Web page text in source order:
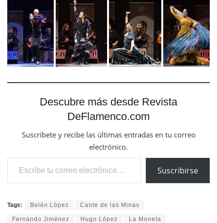
Descubre más desde Revista
DeFlamenco.com
Suscríbete y recibe las últimas entradas en tu correo
electrónico.
Escribe tu correo electrónico…
Suscribirse
Tags: Belén López Cante de las Minas
Fernando Jiménez Hugo López La Moneta